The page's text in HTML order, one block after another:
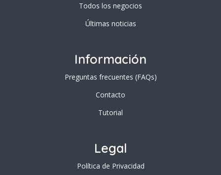
Todos los negocios
Últimas noticias
Información
Preguntas frecuentes (FAQs)
Contacto
Tutorial
Legal
Política de Privacidad